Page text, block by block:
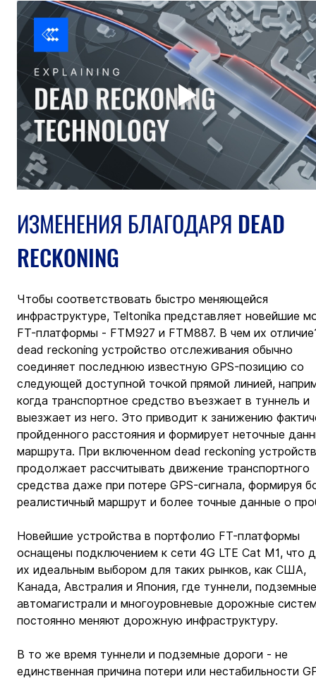
ИЗМЕНЕНИЯ БЛАГОДАРЯ DEAD
RECKONING
Чтобы соответствовать быстро меняющейся
инфраструктуре, Teltonika представляет новейшие
FT-платформы - FTM927 и FTM887. В чем их
dead reckoning устройство отслеживания обычно
соединяет последнюю известную GPS-позицию со
следующей доступной точкой прямой линией,
когда транспортное средство въезжает в туннель и
выезжает из него. Это приводит к занижению
пройденного расстояния и формирует неточные
маршрута. При включенном dead reckoning
продолжает рассчитывать движение транспортного
средства даже при потере GPS-сигнала, формируя
реалистичный маршрут и более точные данные о
Новейшие устройства в портфолио FT-платформы
оснащены подключением к сети 4G LTE Cat M1, что
их идеальным выбором для таких рынков, как США,
Канада, Австралия и Япония, где туннели,
автомагистрали и многоуровневые дорожные
постоянно меняют дорожную инфраструктуру.
В то же время туннели и подземные дороги - не
единственная причина потери или нестабильности